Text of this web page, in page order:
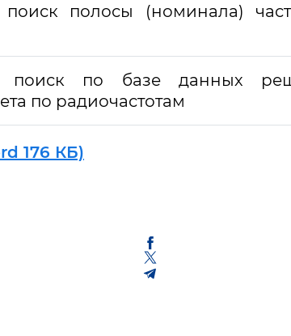
поиск полосы (номинала)
поиск по базе данных
по радиочастотам
176 КБ)